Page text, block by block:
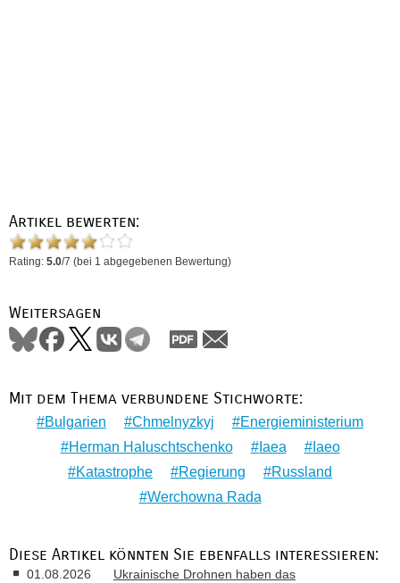
Artikel bewerten:
Rating: 5.0/7 (bei 1 abgegebenen Bewertung)
Weitersagen
Mit dem Thema verbundene Stichworte:
Bulgarien Chmelnyzkyj
Energieministerium
Herman Haluschtschenko
Iaea
Iaeo
Katastrophe
Regierung
Russland
Werchowna Rada
Diese Artikel könnten Sie ebenfalls interessieren:
01.08.2026
Ukrainische Drohnen haben das